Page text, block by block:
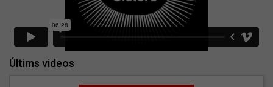
Últims videos